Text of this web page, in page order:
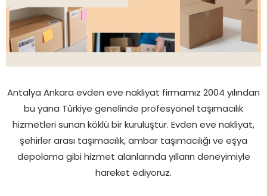
Antalya Ankara evden eve nakliyat firmamız 2004 yılından
bu yana Türkiye genelinde profesyonel taşımacılık
hizmetleri sunan köklü bir kuruluştur. Evden eve nakliyat,
şehirler arası taşımacılık, ambar taşımacılığı ve eşya
depolama gibi hizmet alanlarında yılların deneyimiyle
hareket ediyoruz.